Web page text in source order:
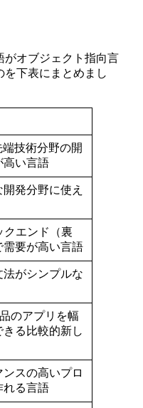
がオブジェクト指向言
下表にまとめまし
技術分野の開
高い言語
発分野に使え
クエンド（裏
需要が高い言語
法がシンプルな
のアプリを幅
きる比較的新し
スの高いプロ
れる言語